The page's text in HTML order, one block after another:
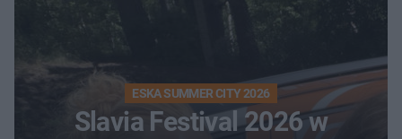
ESKA SUMMER CITY 2026
Slavia Festival 2026 w